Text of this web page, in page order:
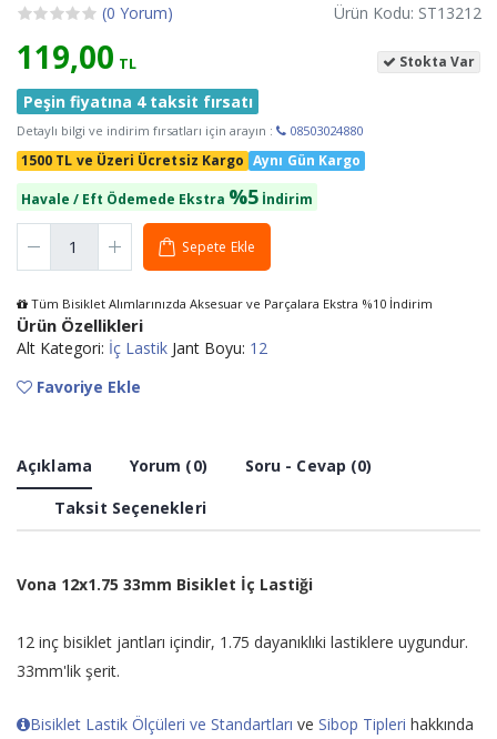
(0 Yorum)
Ürün Kodu: ST13212
119,00 TL Stokta Var
Peşin fiyatına 4 taksit fırsatı
Detaylı bilgi ve indirim fırsatları için arayın : 08503024880
1500 TL ve Üzeri Ücretsiz Kargo Aynı Gün Kargo
Havale / Eft Ödemede Ekstra %5 İndirim
Sepete Ekle
Tüm Bisiklet Alımlarınızda Aksesuar ve Parçalara Ekstra %10 İndirim
Ürün Özellikleri
Alt Kategori: İç Lastik Jant Boyu: 12
Favoriye Ekle
Açıklama Yorum (0)
Soru - Cevap (0)
Taksit Seçenekleri
Vona 12x1.75 33mm Bisiklet İç Lastiği
12 inç bisiklet jantları içindir, 1.75 dayanıklıki lastiklere uygundur.
33mm'lik şerit.
Bisiklet Lastik Ölçüleri ve Standartları ve Sibop Tipleri hakkında